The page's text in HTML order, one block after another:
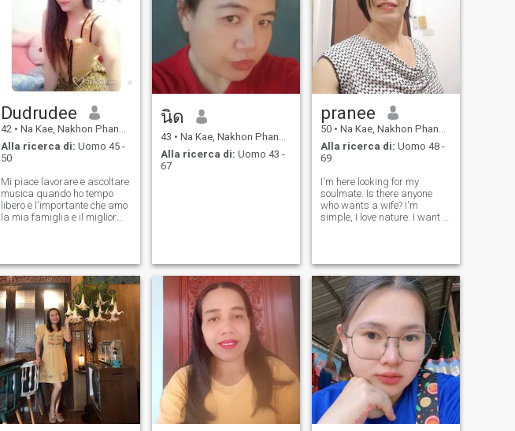
Dudrudee
42 • Na Kae, Nakhon Phanom, Thailandia
Alla ricerca di: Uomo 45 -
50
Mi piace lavorare e ascoltare
musica quando ho tempo
libero e l'importante che amo
la mia famiglia e il miglior
นิด
43 • Na Kae, Nakhon Phanom, Thailandia
Alla ricerca di: Uomo 43 -
67
pranee
50 • Na Kae, Nakhon Phanom, Thailandia
Alla ricerca di: Uomo 48 -
69
I'm here looking for my
soulmate. Is there anyone
who wants a wife? I'm
simple, I love nature. I want to